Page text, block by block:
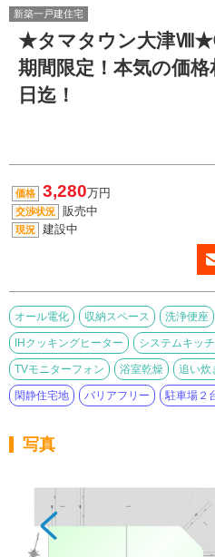
新築一戸建住宅
★タマタウン大津
期間限定！本気の価
日迄！
価格 3,280万円
交渉状況 販売中
現況 建設中
オール電化 収納スペース 洗浄便座
IHクッキングヒーター システムキッ
TVモニターフォン 浴室乾燥 追い炊
閑静住宅地 バリアフリー 駐車場２
写真